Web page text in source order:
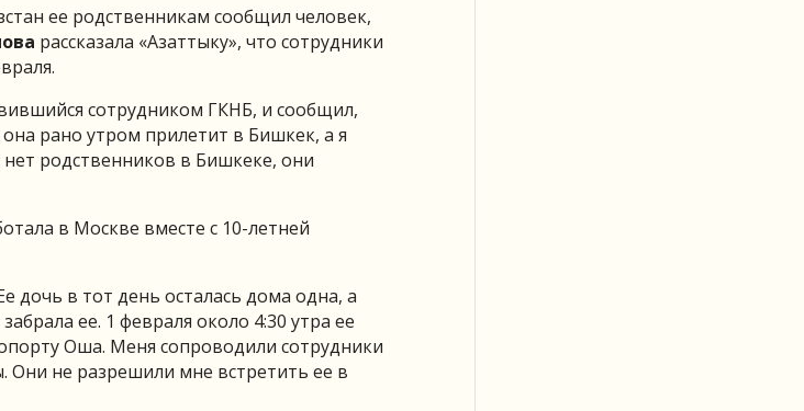
ее родственникам сообщил человек,
рассказала «Азаттыку», что сотрудники
сотрудником ГКНБ, и сообщил,
рано утром прилетит в Бишкек, а я
нет родственников в Бишкеке, они
в Москве вместе с 10-летней
дочь в тот день осталась дома одна, а
ее. 1 февраля около 4:30 утра ее
Оша. Меня сопроводили сотрудники
Они не разрешили мне встретить ее в